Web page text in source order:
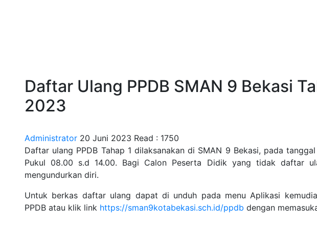
Daftar Ulang PPDB SMAN 9 Bekasi
2023
Administrator 20 Juni 2023 Read : 1750
Daftar ulang PPDB Tahap 1 dilaksanakan di SMAN 9 Bekasi, pada
Pukul 08.00 s.d 14.00. Bagi Calon Peserta Didik yang tidak daftar
mengundurkan diri.
Untuk berkas daftar ulang dapat di unduh pada menu Aplikasi
PPDB atau klik link https://sman9kotabekasi.sch.id/ppdb dengan